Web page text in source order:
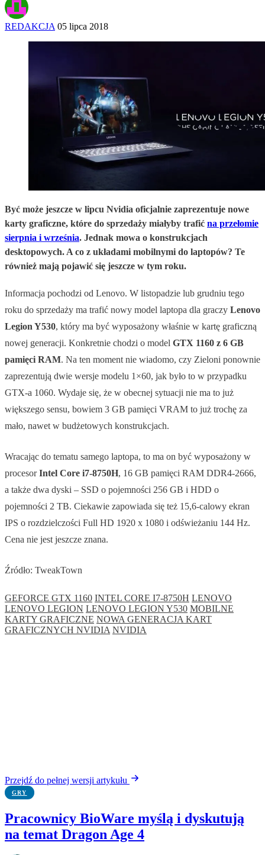
REDAKCJA 05 lipca 2018
Być może jeszcze w lipcu Nvidia oficjalnie zaprezentuje nowe
karty graficzne, które do sprzedaży miałyby trafić na przełomie
sierpnia i września. Jednak mowa o konstrukcjach
desktopowych. A co z układami mobilnymi do laptopów? Te
również mają pojawić się jeszcze w tym roku.
Informacja pochodzi od Lenovo. W listopadzie lub grudniu tego
roku do sprzedaży ma trafić nowy model laptopa dla graczy Lenovo
Legion Y530, który ma być wyposażony właśnie w kartę graficzną
nowej generacji. Konkretnie chodzi o model GTX 1160 z 6 GB
pamięci RAM. Na ten moment nie wiadomo, czy Zieloni ponownie
zaprezentują dwie wersje modelu 1×60, jak było to w przypadku
GTX-a 1060. Wydaje się, że w obecnej sytuacji nie ma to już
większego sensu, bowiem 3 GB pamięci VRAM to już trochę za
mało, nawet w budżetowych konstrukcjach.
Wracając do tematu samego laptopa, to ma on być wyposażony w
procesorIntel Core i7-8750H, 16 GB pamięci RAM DDR4-2666,
a także dwa dyski – SSD o pojemności 256 GB i HDD o
pojemności 2 TB. Ciekawie zapowiada się też 15,6-calowy ekran
IPS o rozdzielczości Full HD 1920 x 1080 i odświeżaniu 144 Hz.
Cena nie jest jeszcze znana.
Źródło: TweakTown
GEFORCE GTX 1160 INTEL CORE I7-8750H LENOVO
LENOVO LEGION LENOVO LEGION Y530 MOBILNE
KARTY GRAFICZNE NOWA GENERACJA KART
GRAFICZNYCH NVIDIA NVIDIA
Przejdź do pełnej wersji artykułu
GRY
Pracownicy BioWare myślą i dyskutują
na temat Dragon Age 4